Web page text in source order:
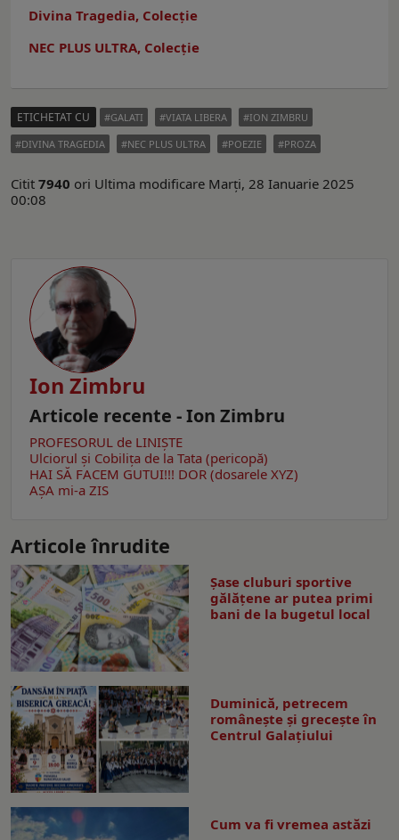
Divina Tragedia, Colecție
NEC PLUS ULTRA, Colecție
ETICHETAT CU GALATI VIATA LIBERA
ION ZIMBRU
DIVINA TRAGEDIA
NEC PLUS ULTRA POEZIE PROZA
Citit 7940 ori Ultima modificare Marți, 28 Ianuarie 2025
00:08
Ion Zimbru
Articole recente - Ion Zimbru
PROFESORUL de LINIȘTE
Ulciorul şi Cobiliţa de la Tata (pericopă)
HAI SĂ FACEM GUTUI!!! DOR (dosarele XYZ)
AŞA mi-a ZIS
Articole înrudite
Şase cluburi sportive
gălăţene ar putea primi
bani de la bugetul local
Duminică, petrecem
româneşte şi greceşte în
Centrul Galaţiului
Cum va fi vremea astăzi